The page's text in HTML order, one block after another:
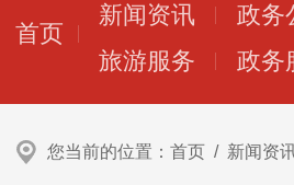
首页
新闻资讯 政务
旅游服务
政务
您当前的位置： 首页 / 新闻资